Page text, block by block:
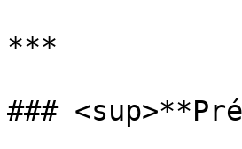
***
###